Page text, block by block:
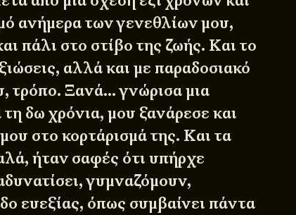
ανήμερα των γενεθλίων μου,
πάλι στο στίβο της ζωής. Και το
αλλά και με παραδοσιακό
τρόπο. Ξανά… γνώρισα μια
δω χρόνια, μου ξανάρεσε και
στο κορτάρισμά της. Και τα
ήταν σαφές ότι υπήρχε
γυμναζόμουν,
ευεξίας, όπως συμβαίνει πάντα